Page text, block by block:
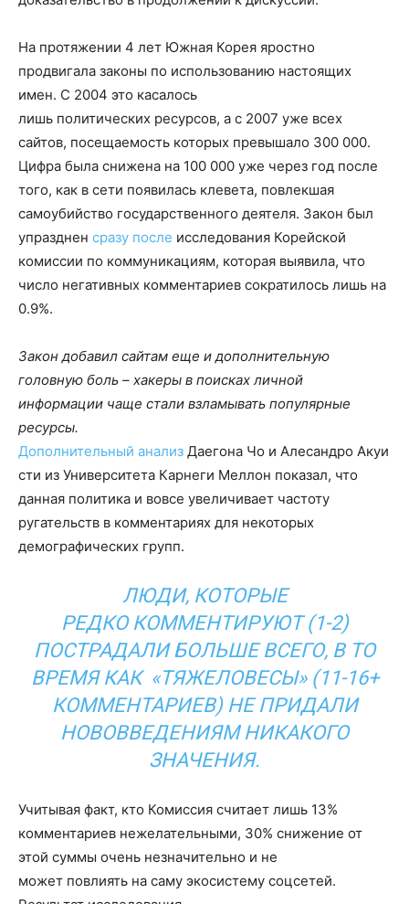
На протяжении 4 лет Южная Корея яростно
продвигала законы по использованию настоящих
имен. С 2004 это касалось
лишь политических ресурсов, а с 2007 уже всех
сайтов, посещаемость которых превышало 300 000.
Цифра была снижена на 100 000 уже через год после
того, как в сети появилась клевета, повлекшая
самоубийство государственного деятеля. Закон был
упразднен сразу после исследования Корейской
комиссии по коммуникациям, которая выявила, что
число негативных комментариев сократилось лишь на
0.9%.
Закон добавил сайтам еще и дополнительную
головную боль – хакеры в поисках личной
информации чаще стали взламывать популярные
ресурсы.
Дополнительный анализ Даегона Чо и Алесандро Акуи
сти из Университета Карнеги Меллон показал, что
данная политика и вовсе увеличивает частоту
ругательств в комментариях для некоторых
демографических групп.
ЛЮДИ, КОТОРЫЕ
РЕДКО КОММЕНТИРУЮТ (1-2)
ПОСТРАДАЛИ БОЛЬШЕ ВСЕГО, В ТО
ВРЕМЯ КАК «ТЯЖЕЛОВЕСЫ» (11-16+
КОММЕНТАРИЕВ) НЕ ПРИДАЛИ
НОВОВВЕДЕНИЯМ НИКАКОГО
ЗНАЧЕНИЯ.
Учитывая факт, кто Комиссия считает лишь 13%
комментариев нежелательными, 30% снижение от
этой суммы очень незначительно и не
может повлиять на саму экосистему соцсетей.